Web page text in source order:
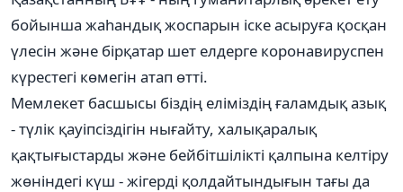
бойынша жаһандық жоспарын іске асыруға қосқан
үлесін және бірқатар шет елдерге коронавируспен
күрестегі көмегін атап өтті.
Мемлекет басшысы біздің еліміздің ғаламдық азық
- түлік қауіпсіздігін нығайту, халықаралық
қақтығыстарды және бейбітшілікті қалпына келтіру
жөніндегі күш - жігерді қолдайтындығын тағы да